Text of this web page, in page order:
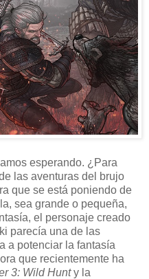
esperando. ¿Para
las aventuras del brujo
que se está poniendo de
sea grande o pequeña,
el personaje creado
parecía una de las
a potenciar la fantasía
que recientemente ha
3: Wild Hunty la